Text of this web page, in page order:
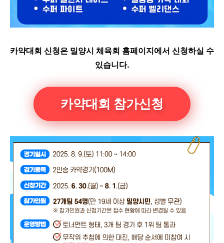
카약대회 신청은 밀양시 체육회 홈페이지에서 신청하실 수
있습니다.
카약대회 참가신청